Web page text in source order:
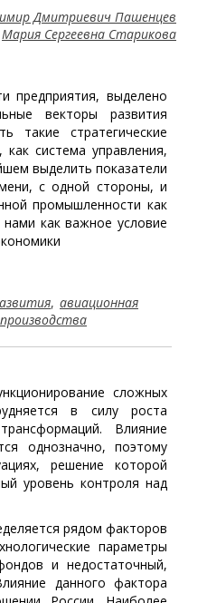
Дмитриевич Пашенцев
Мария Сергеевна Старикова
предприятия, выделено
векторы развития
такие стратегические
система управления,
выделить показатели
с одной стороны, и
промышленности как
нами как важное условие
, авиационная
сложных
в силу роста
Влияние
однозначно, поэтому
решение которой
уровень контроля над
рядом факторов
параметры
и недостаточный,
данного фактора